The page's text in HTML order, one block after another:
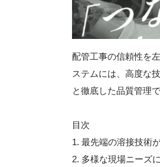
配管工事の信頼性を
ステムには、高度な
と徹底した品質管理
目次
1. 最先端の溶接技術
2. 多様な現場ニーズ